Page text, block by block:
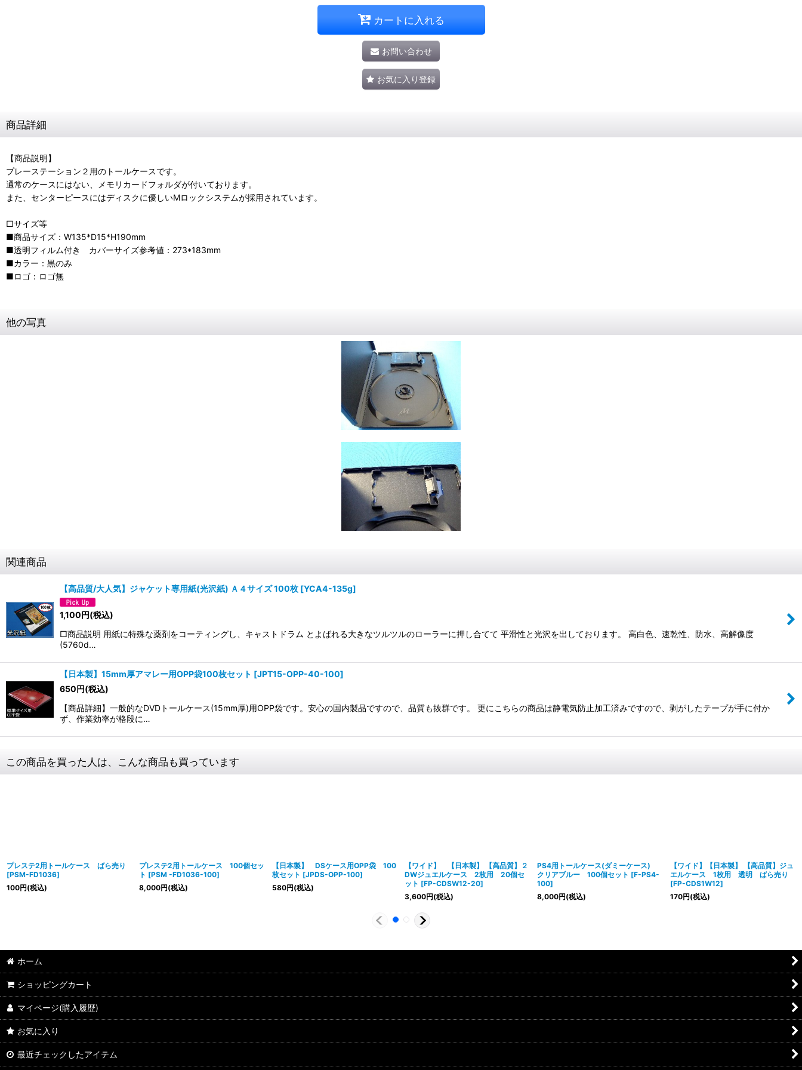
カートに入れる
お問い合わせ
お気に入り登録
商品詳細
【商品説明】
プレーステーション２用のトールケースです。
通常のケースにはない、メモリカードフォルダが付いております。
また、センターピースにはディスクに優しいMロックシステムが採用されています。
□サイズ等
■商品サイズ：W135*D15*H190mm
■透明フィルム付き カバーサイズ参考値：273*183mm
■カラー：黒のみ
■ロゴ：ロゴ無
他の写真
関連商品
【高品質/大人気】ジャケット専用紙(光沢紙) Ａ４サイズ 100枚 [YCA4-135g]
1,100円(税込)
□商品説明 用紙に特殊な薬剤をコーティングし、キャストドラム とよばれる大きなツルツルのローラーに押し合てて 平滑性と光沢を出しております。 高白色、速乾性、防水、高解像度
(5760d…
【日本製】15mm厚アマレー用OPP袋100枚セット [JPT15-OPP-40-100]
650円(税込)
【商品詳細】一般的なDVDトールケース(15mm厚)用OPP袋です。安心の国内製品ですので、品質も抜群です。 更にこちらの商品は静電気防止加工済みですので、剥がしたテープが手に付か
ず、作業効率が格段に…
この商品を買った人は、こんな商品も買っています
プレステ2用トールケース ばら売り
[PSM-FD1036]
100円(税込)
プレステ2用トールケース 100個セッ
ト [PSM -FD1036-100]
8,000円(税込)
【日本製】 DSケース用OPP袋 100
枚セット [JPDS-OPP-100]
580円(税込)
【ワイド】 【日本製】 【高品質】２
DWジュエルケース 2枚用 20個セ
ット [FP-CDSW12-20]
3,600円(税込)
PS4用トールケース(ダミーケース)
クリアブルー 100個セット [F-PS4-
100]
8,000円(税込)
【ワイド】【日本製】 【高品質】ジュ
エルケース 1枚用 透明 ばら売り
[FP-CDS1W12]
170円(税込)
ホーム
ショッピングカート
マイページ(購入履歴)
お気に入り
最近チェックしたアイテム